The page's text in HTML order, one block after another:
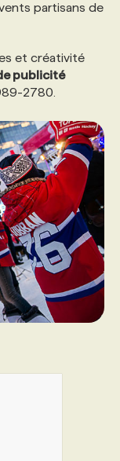
partisans de
et créativité
publicité
2780.